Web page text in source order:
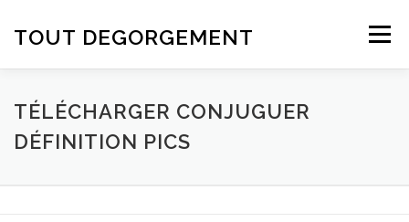
TOUT DEGORGEMENT Menu
TÉLÉCHARGER CONJUGUER
DÉFINITION PICS